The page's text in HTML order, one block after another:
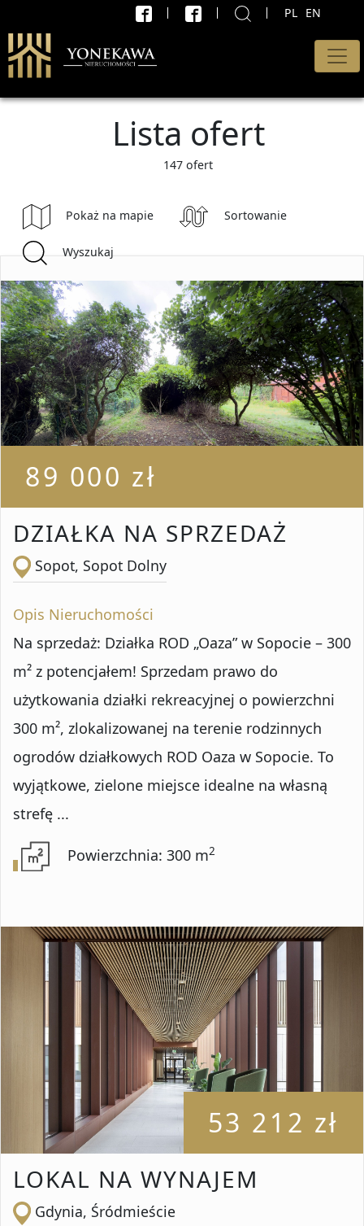
PL EN
WYSZUKAJ X
Rodzaj oferty
Cena od
do
PLN
Liczba pokoi od
Liczba pokoi do
Powierzchnia do
Lokalizacja
Numer oferty
DODATKOWE OPCJE
Rynekwtórny
Oferty specjalne
Oferty bez prowizji
Oferty na wyłączność
Lista ofert
147 ofert
Pokaż na mapie Sortowanie
Wyszukaj
89 000 zł
DZIAŁKA NA SPRZEDAŻ
Sopot, Sopot Dolny
Opis Nieruchomości
Na sprzedaż: Działka ROD „Oaza” w Sopocie – 300
m² z potencjałem! Sprzedam prawo do
użytkowania działki rekreacyjnej o powierzchni
300 m², zlokalizowanej na terenie rodzinnych
ogrodów działkowych ROD Oaza w Sopocie. To
wyjątkowe, zielone miejsce idealne na własną
strefę ...
Powierzchnia: 300 m2
53 212 zł
LOKAL NA WYNAJEM
Gdynia, Śródmieście